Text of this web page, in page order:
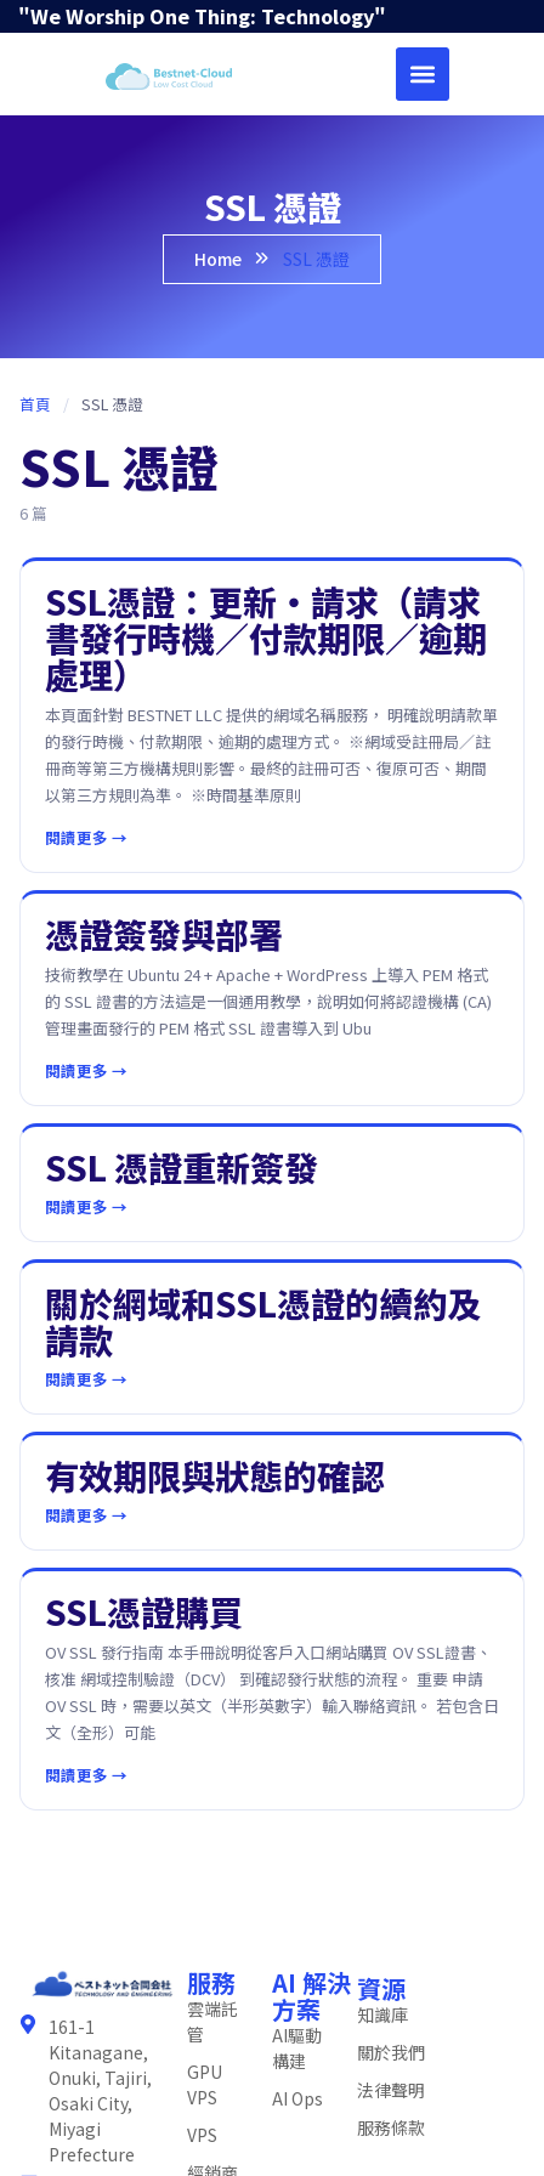
"We Worship One Thing: Technology"
SSL 憑證
Home SSL 憑證
首頁 / SSL 憑證
SSL 憑證
6 篇
SSL憑證：更新・請求（請求
書發行時機／付款期限／逾期
處理）
本頁面針對 BESTNET LLC 提供的網域名稱服務， 明確說明請款單
的發行時機、付款期限、逾期的處理方式。 ※網域受註冊局／註
冊商等第三方機構規則影響。最終的註冊可否、復原可否、期間
以第三方規則為準。 ※時間基準原則
閱讀更多 →
憑證簽發與部署
技術教學在 Ubuntu 24 + Apache + WordPress 上導入 PEM 格式
的 SSL 證書的方法這是一個通用教學，說明如何將認證機構 (CA)
管理畫面發行的 PEM 格式 SSL 證書導入到 Ubu
閱讀更多 →
SSL 憑證重新簽發
閱讀更多 →
關於網域和SSL憑證的續約及
請款
閱讀更多 →
有效期限與狀態的確認
閱讀更多 →
SSL憑證購買
OV SSL 發行指南 本手冊說明從客戶入口網站購買 OV SSL證書、
核准 網域控制驗證（DCV） 到確認發行狀態的流程。 重要 申請
OV SSL 時，需要以英文（半形英數字）輸入聯絡資訊。 若包含日
文（全形）可能
閱讀更多 →
161-1
Kitanagane,
Onuki, Tajiri,
Osaki City,
Miyagi
Prefecture
服務
雲端託
管
GPU
VPS
VPS
AI 解決
方案
AI驅動
構建
AI Ops
資源
知識庫
關於我們
法律聲明
服務條款